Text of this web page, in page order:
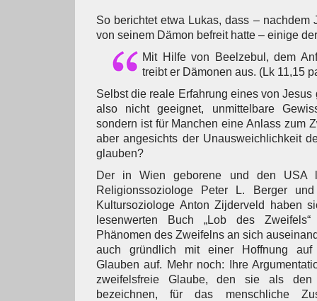
So berichtet etwa Lukas, dass – nachdem
von seinem Dämon befreit hatte – einige
Mit Hilfe von Beelzebul, dem
treibt er Dämonen aus. (Lk 11,15
Selbst die reale Erfahrung eines von Jesus
also nicht geeignet, unmittelbare
sondern ist für Manchen eine Anlass zum
aber angesichts der Unausweichlichkeit
glauben?
Der in Wien geborene und den USA
Religionssoziologe Peter L. Berger
Kultursoziologe Anton Zijderveld haben
lesenwerten Buch „Lob des
Phänomen des Zweifelns an sich
auch gründlich mit einer Hoffnung auf
Glauben auf. Mehr noch: Ihre
zweifelsfreie Glaube, den sie als den
bezeichnen, für das menschliche